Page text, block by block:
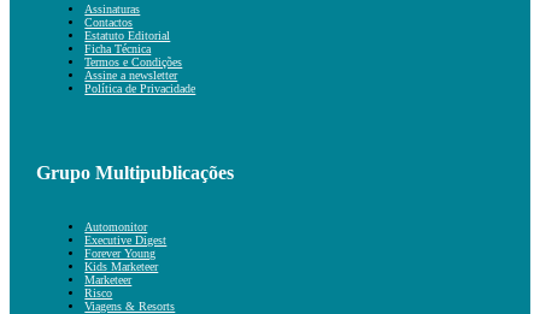
Assinaturas
Contactos
Estatuto Editorial
Ficha Técnica
Termos e Condições
Assine a newsletter
Política de Privacidade
Grupo Multipublicações
Automonitor
Executive Digest
Forever Young
Kids Marketeer
Marketeer
Risco
Viagens & Resorts